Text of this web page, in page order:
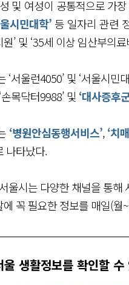
및 여성이 공통적으로 가
시민대학’ 등 일자리 관련
’ 및 ‘35세 이상 임산부의
‘서울런4050’ 및 ‘서울시민
목닥터9988’ 및 ‘대사증후
‘병원안심동행서비스’,‘치
나타났다.
울시는 다양한 채널을 통해
에 꼭 필요한 정보를 매일(
울 생활정보를 확인할